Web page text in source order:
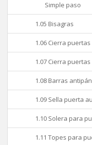
Simple paso
1.05 Bisagras
1.06 Cierra
1.07 Cierra
1.08 Barras
1.09 Sella puerta
1.10 Solera para
1.11 Topes para